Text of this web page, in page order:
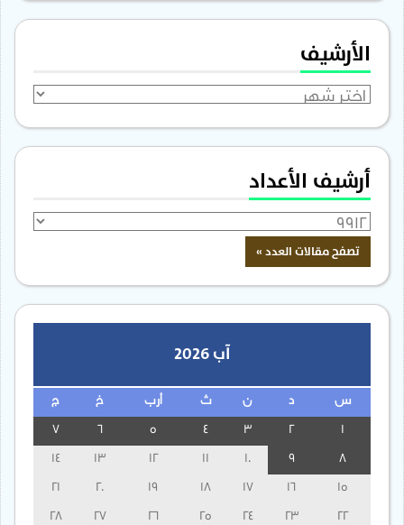
الأرشيف
الأرشيف
أرشيف الأعداد
آب 2026
س ن ث أرب خ ج
3
13
14
15
16
17
18
19
20
21
22
23
24
25
26
27
28